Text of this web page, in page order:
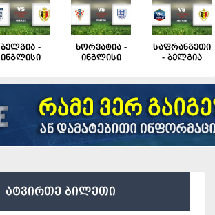
ბელგია -
ინგლისი
ხორვატია -
ინგლისი
საფრანგეთი
- ბელგია
ატვირთე ბილეთი